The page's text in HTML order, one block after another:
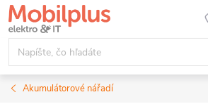
Prejsť
na
obsah
Akumulátorové nářadí